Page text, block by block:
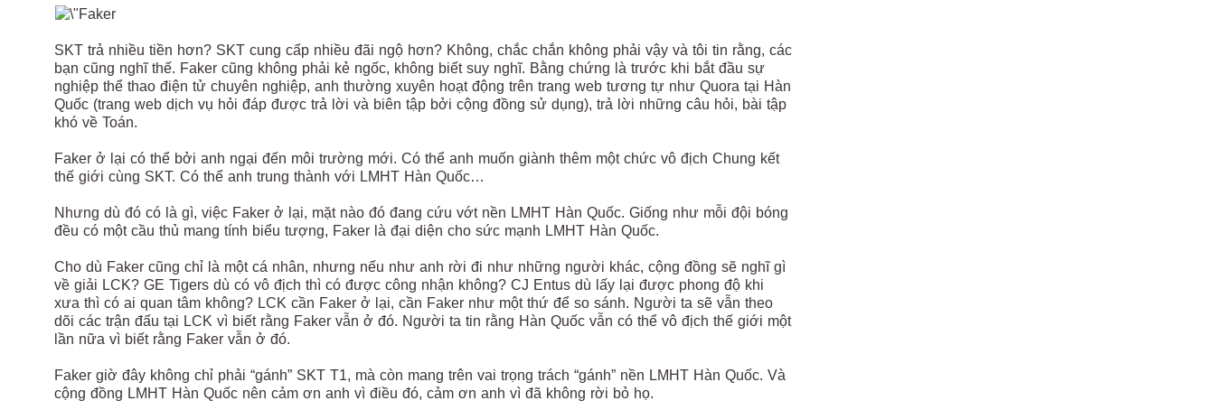
SKT trả nhiều tiền hơn? SKT cung cấp nhiều đãi ngộ hơn? Không, chắc chắn không phải vậy và tôi tin rằng, các
bạn cũng nghĩ thế. Faker cũng không phải kẻ ngốc, không biết suy nghĩ. Bằng chứng là trước khi bắt đầu sự
nghiệp thể thao điện tử chuyên nghiệp, anh thường xuyên hoạt động trên trang web tương tự như Quora tại Hàn
Quốc (trang web dịch vụ hỏi đáp được trả lời và biên tập bởi cộng đồng sử dụng), trả lời những câu hỏi, bài tập
khó về Toán.
Faker ở lại có thể bởi anh ngại đến môi trường mới. Có thể anh muốn giành thêm một chức vô địch Chung kết
thế giới cùng SKT. Có thể anh trung thành với LMHT Hàn Quốc…
Nhưng dù đó có là gì, việc Faker ở lại, mặt nào đó đang cứu vớt nền LMHT Hàn Quốc. Giống như mỗi đội bóng
đều có một cầu thủ mang tính biểu tượng, Faker là đại diện cho sức mạnh LMHT Hàn Quốc.
Cho dù Faker cũng chỉ là một cá nhân, nhưng nếu như anh rời đi như những người khác, cộng đồng sẽ nghĩ gì
về giải LCK? GE Tigers dù có vô địch thì có được công nhận không? CJ Entus dù lấy lại được phong độ khi
xưa thì có ai quan tâm không? LCK cần Faker ở lại, cần Faker như một thứ để so sánh. Người ta sẽ vẫn theo
dõi các trận đấu tại LCK vì biết rằng Faker vẫn ở đó. Người ta tin rằng Hàn Quốc vẫn có thể vô địch thế giới một
lần nữa vì biết rằng Faker vẫn ở đó.
Faker giờ đây không chỉ phải “gánh” SKT T1, mà còn mang trên vai trọng trách “gánh” nền LMHT Hàn Quốc. Và
cộng đồng LMHT Hàn Quốc nên cảm ơn anh vì điều đó, cảm ơn anh vì đã không rời bỏ họ.